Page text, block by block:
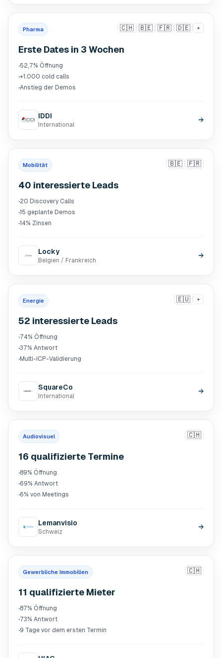
Pharma 🇨🇭 🇧🇪 🇫🇷 🇩🇪 +
Erste Dates in 3 Wochen
·52,7% Öffnung
·+1.000 cold calls
·Anstieg der Demos
IDDI
International
→
Mobilität 🇧🇪 🇫🇷
40 interessierte Leads
·20 Discovery Calls
·15 geplante Demos
·14% Zinsen
Locky
Belgien / Frankreich
→
Energie 🇪🇺 +
52 interessierte Leads
·74% Öffnung
·37% Antwort
·Multi-ICP-Validierung
SquareCo
International
→
Audiovisuel 🇨🇭
16 qualifizierte Termine
·89% Öffnung
·69% Antwort
·6% von Meetings
Lemanvisio
Schweiz
→
Gewerbliche Immobilien 🇨🇭
11 qualifizierte Mieter
·87% Öffnung
·73% Antwort
·9 Tage vor dem ersten Termin